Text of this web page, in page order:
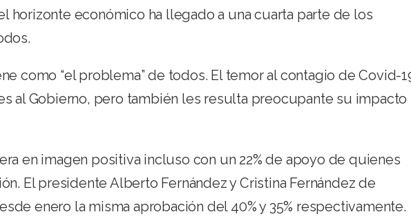
horizonte económico ha llegado a una cuarta parte de los
como “el problema” de todos. El temor al contagio de Covid-
al Gobierno, pero también les resulta preocupante su impacto
en imagen positiva incluso con un 22% de apoyo de quienes
El presidente Alberto Fernández y Cristina Fernández de
enero la misma aprobación del 40% y 35% respectivamente.